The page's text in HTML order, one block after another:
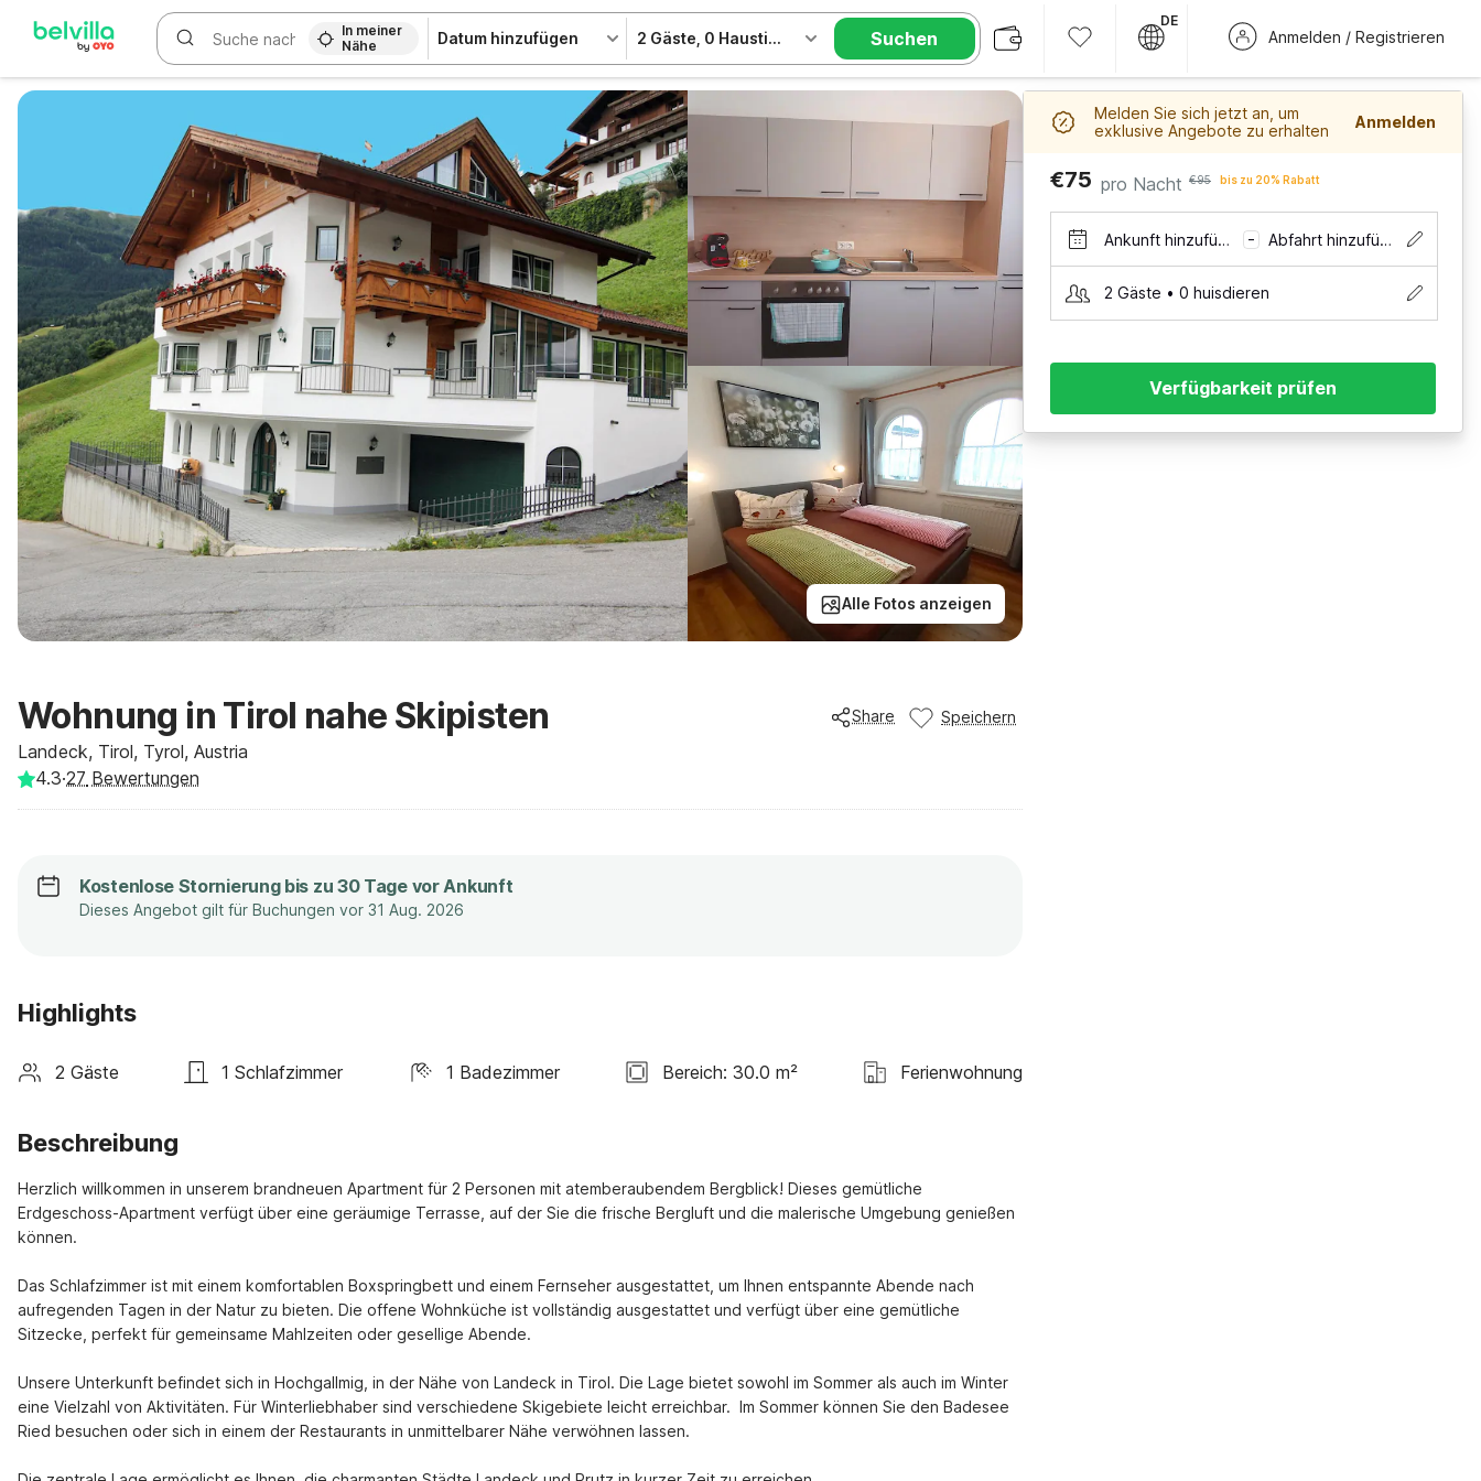
In meiner
Nähe
Datum hinzufügen 2 Gäste 0 Haustiere Suchen
DE
Anmelden / Registrieren
Alle Fotos anzeigen
Wohnung in Tirol nahe Skipisten
Landeck, Tirol, Tyrol, Austria
Share Speichern
4.3·27 Bewertungen
Kostenlose Stornierung bis zu 30 Tage vor Ankunft
Dieses Angebot gilt für Buchungen vor 31 Aug. 2026
Highlights
2 Gäste 1 Schlafzimmer 1 Badezimmer Bereich: 30.0 m² Ferienwohnung
Beschreibung
Herzlich willkommen in unserem brandneuen Apartment für 2 Personen mit atemberaubendem Bergblick! Dieses gemütliche
Erdgeschoss-Apartment verfügt über eine geräumige Terrasse, auf der Sie die frische Bergluft und die malerische Umgebung genießen
können.
Das Schlafzimmer ist mit einem komfortablen Boxspringbett und einem Fernseher ausgestattet, um Ihnen entspannte Abende nach
aufregenden Tagen in der Natur zu bieten. Die offene Wohnküche ist vollständig ausgestattet und verfügt über eine gemütliche
Sitzecke, perfekt für gemeinsame Mahlzeiten oder gesellige Abende.
Unsere Unterkunft befindet sich in Hochgallmig, in der Nähe von Landeck in Tirol. Die Lage bietet sowohl im Sommer als auch im Winter
eine Vielzahl von Aktivitäten. Für Winterliebhaber sind verschiedene Skigebiete leicht erreichbar.  Im Sommer können Sie den Badesee
Ried besuchen oder sich in einem der Restaurants in unmittelbarer Nähe verwöhnen lassen.
Melden Sie sich jetzt an, um
exklusive Angebote zu erhalten
Anmelden
€75 pro Nacht €95 bis zu 20% Rabatt
Ankunft hinzufügen – Abfahrt hinzufügen
2 Gäste • 0 huisdieren
Verfügbarkeit prüfen